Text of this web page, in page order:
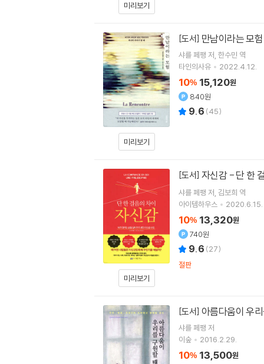
미리보기
미리보기
[도서] 만남이라는 모험
샤를 페팽 저 한수민 역
타인의사유
2022.4.12.
10% 15,120원
840원
9.6 (45)
미리보기
[도서] 자신감 - 단 한
샤를 페팽 저 김보희 역
아이템하우스
2020.6.15.
10% 13,320원
740원
9.6 (27)
절판
[도서] 아름다움이 우
샤를 페팽 저
이숲
2016.2.29.
10% 13,500원